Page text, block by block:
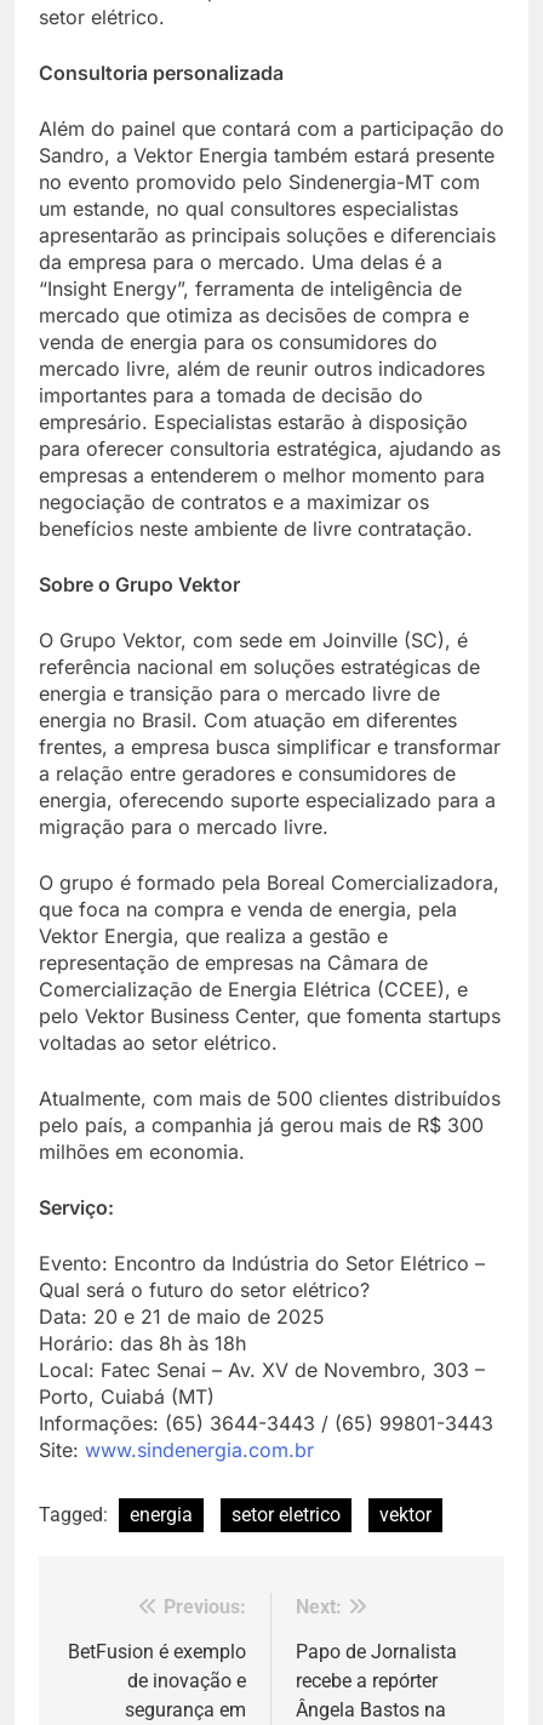
setor elétrico.
Consultoria personalizada
Além do painel que contará com a participação do
Sandro, a Vektor Energia também estará presente
no evento promovido pelo Sindenergia-MT com
um estande, no qual consultores especialistas
apresentarão as principais soluções e diferenciais
da empresa para o mercado. Uma delas é a
“Insight Energy”, ferramenta de inteligência de
mercado que otimiza as decisões de compra e
venda de energia para os consumidores do
mercado livre, além de reunir outros indicadores
importantes para a tomada de decisão do
empresário. Especialistas estarão à disposição
para oferecer consultoria estratégica, ajudando as
empresas a entenderem o melhor momento para
negociação de contratos e a maximizar os
benefícios neste ambiente de livre contratação.
Sobre o Grupo Vektor
O Grupo Vektor, com sede em Joinville (SC), é
referência nacional em soluções estratégicas de
energia e transição para o mercado livre de
energia no Brasil. Com atuação em diferentes
frentes, a empresa busca simplificar e transformar
a relação entre geradores e consumidores de
energia, oferecendo suporte especializado para a
migração para o mercado livre.
O grupo é formado pela Boreal Comercializadora,
que foca na compra e venda de energia, pela
Vektor Energia, que realiza a gestão e
representação de empresas na Câmara de
Comercialização de Energia Elétrica (CCEE), e
pelo Vektor Business Center, que fomenta startups
voltadas ao setor elétrico.
Atualmente, com mais de 500 clientes distribuídos
pelo país, a companhia já gerou mais de R$ 300
milhões em economia.
Serviço:
Evento: Encontro da Indústria do Setor Elétrico –
Qual será o futuro do setor elétrico?
Data: 20 e 21 de maio de 2025
Horário: das 8h às 18h
Local: Fatec Senai – Av. XV de Novembro, 303 –
Porto, Cuiabá (MT)
Informações: (65) 3644-3443 / (65) 99801-3443
Site: www.sindenergia.com.br
Tagged: energia setor eletrico vektor
Navegação
de
Previous:
BetFusion é exemplo
de inovação e
segurança em
Next:
Papo de Jornalista
recebe a repórter
Ângela Bastos na